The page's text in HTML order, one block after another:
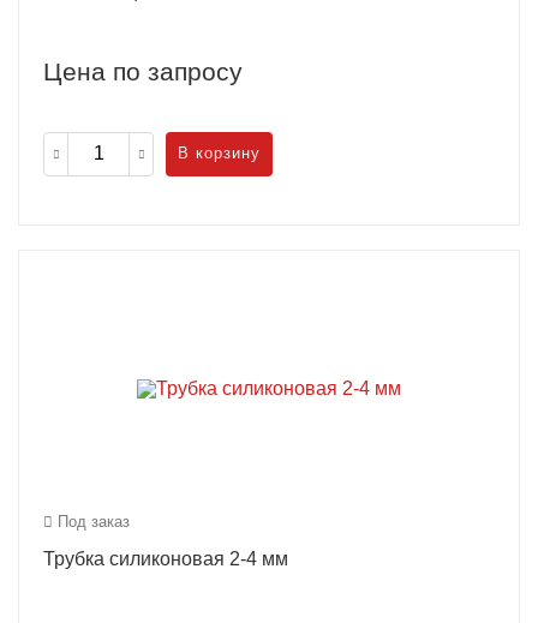
Цена по запросу
В корзину
Под заказ
Трубка силиконовая 2-4 мм